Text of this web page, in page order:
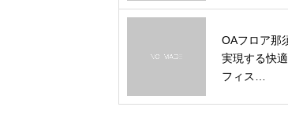
OAフロア那
実現する快
フィス…